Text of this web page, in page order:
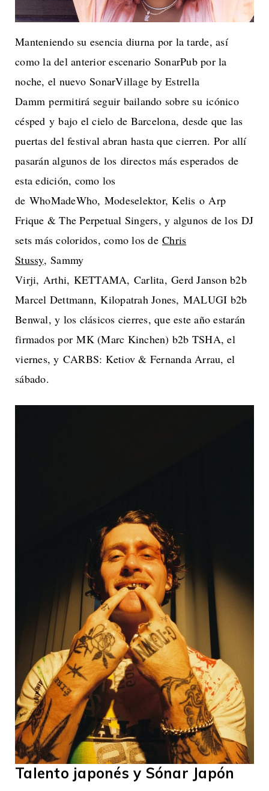
Manteniendo su esencia diurna por la tarde, así
como la del anterior escenario SonarPub por la
noche, el nuevo SonarVillage by Estrella
Damm permitirá seguir bailando sobre su icónico
césped y bajo el cielo de Barcelona, desde que las
puertas del festival abran hasta que cierren. Por allí
pasarán algunos de los directos más esperados de
esta edición, como los
de WhoMadeWho, Modeselektor, Kelis o Arp
Frique & The Perpetual Singers, y algunos de los DJ
sets más coloridos, como los de Chris
Stussy, Sammy
Virji, Arthi, KETTAMA, Carlita, Gerd Janson b2b
Marcel Dettmann, Kilopatrah Jones, MALUGI b2b
Benwal, y los clásicos cierres, que este año estarán
firmados por MK (Marc Kinchen) b2b TSHA, el
viernes, y CARBS: Ketiov & Fernanda Arrau, el
sábado.
Talento japonés y Sónar Japón